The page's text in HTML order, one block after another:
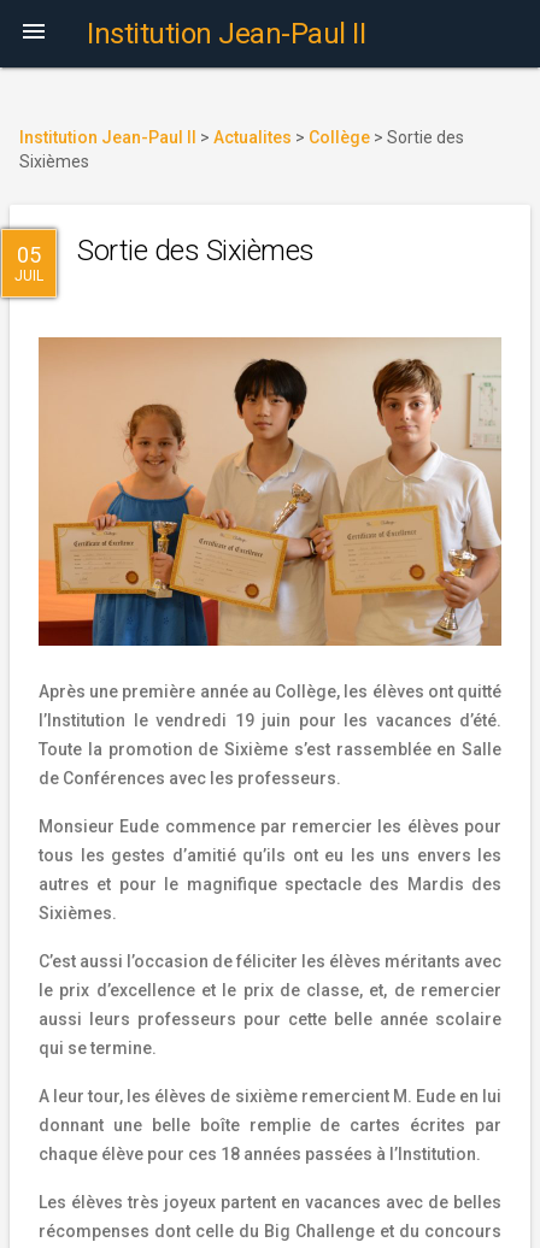
 Institution Jean-Paul II
Institution Jean-Paul II > Actualites > Collège > Sortie des
Sixièmes
05
JUIL
Sortie des Sixièmes
Après une première année au Collège, les élèves ont quitté
l’Institution le vendredi 19 juin pour les vacances d’été.
Toute la promotion de Sixième s’est rassemblée en Salle
de Conférences avec les professeurs.
Monsieur Eude commence par remercier les élèves pour
tous les gestes d’amitié qu’ils ont eu les uns envers les
autres et pour le magnifique spectacle des Mardis des
Sixièmes.
C’est aussi l’occasion de féliciter les élèves méritants avec
le prix d’excellence et le prix de classe, et, de remercier
aussi leurs professeurs pour cette belle année scolaire
qui se termine.
A leur tour, les élèves de sixième remercient M. Eude en lui
donnant une belle boîte remplie de cartes écrites par
chaque élève pour ces 18 années passées à l’Institution.
Les élèves très joyeux partent en vacances avec de belles
récompenses dont celle du Big Challenge et du concours